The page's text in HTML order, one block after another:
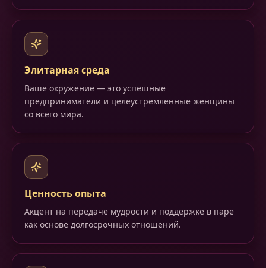
Элитарная среда
Ваше окружение — это успешные
предприниматели и целеустремленные женщины
со всего мира.
Ценность опыта
Акцент на передаче мудрости и поддержке в паре
как основе долгосрочных отношений.